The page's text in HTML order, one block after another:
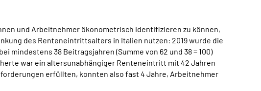
und Arbeitnehmer ökonometrisch identifizieren zu können,
des Renteneintrittsalters in Italien nutzen: 2019 wurde die
38 Beitragsjahren (Summe von 62 und 38 = 100)
war ein altersunabhängiger Renteneintritt mit 42 Jahren
erfüllten, konnten also fast 4 Jahre, Arbeitnehmer